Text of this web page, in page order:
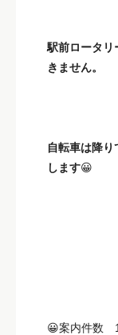
駅前ロータリ
きません。
自転車は降
します😀
😀案内件数